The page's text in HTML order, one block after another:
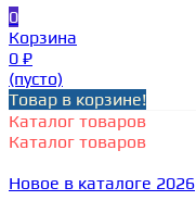
0
Корзина
0 ₽
(пусто)
Товар в корзине!
Каталог товаров
Каталог товаров
Новое в каталоге 2026